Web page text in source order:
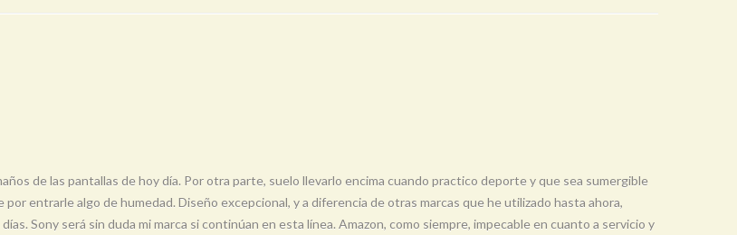
de las pantallas de hoy día. Por otra parte, suelo llevarlo encima cuando practico deporte y que sea sumergible
entrarle algo de humedad. Diseño excepcional, y a diferencia de otras marcas que he utilizado hasta ahora,
Sony será sin duda mi marca si continúan en esta línea. Amazon, como siempre, impecable en cuanto a servicio y